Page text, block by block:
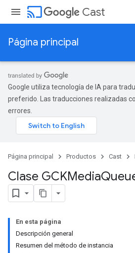
cast Cast
Página principal
Google utiliza tecnología de IA para
preferido. Las traducciones realizadas
errores.
Página principal Productos Cast
Clase GCKMedia
En esta página
Descripción general
Resumen del método de instancia